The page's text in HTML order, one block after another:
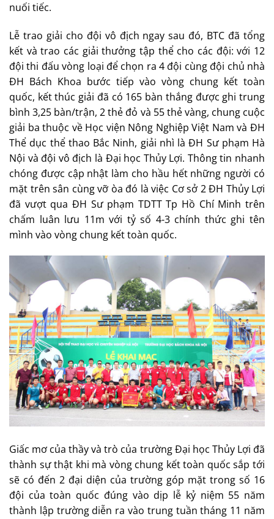
nuối tiếc.
Lễ trao giải cho đội vô địch ngay sau đó, BTC đã tổng
kết và trao các giải thưởng tập thể cho các đội: với 12
đội thi đấu vòng loại để chọn ra 4 đội cùng đội chủ nhà
ĐH Bách Khoa bước tiếp vào vòng chung kết toàn
quốc, kết thúc giải đã có 165 bàn thắng được ghi trung
bình 3,25 bàn/trận, 2 thẻ đỏ và 55 thẻ vàng, chung cuộc
giải ba thuộc về Học viện Nông Nghiệp Việt Nam và ĐH
Thể dục thể thao Bắc Ninh, giải nhì là ĐH Sư phạm Hà
Nội và đội vô địch là Đại học Thủy Lợi. Thông tin nhanh
chóng được cập nhật làm cho hầu hết những người có
mặt trên sân cùng vỡ òa đó là việc Cơ sở 2 ĐH Thủy Lợi
đã vượt qua ĐH Sư phạm TDTT Tp Hồ Chí Minh trên
chấm luân lưu 11m với tỷ số 4-3 chính thức ghi tên
mình vào vòng chung kết toàn quốc.
Giấc mơ của thầy và trò của trường Đại học Thủy Lợi đã
thành sự thật khi mà vòng chung kết toàn quốc sắp tới
sẽ có đến 2 đại diện của trường góp mặt trong số 16
đội của toàn quốc đúng vào dịp lễ kỷ niệm 55 năm
thành lập trường diễn ra vào trung tuần tháng 11 năm